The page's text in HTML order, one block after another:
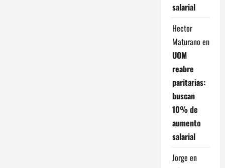
salarial
Hector
Maturano en
UOM
reabre
paritarias:
buscan
10% de
aumento
salarial
Jorge en